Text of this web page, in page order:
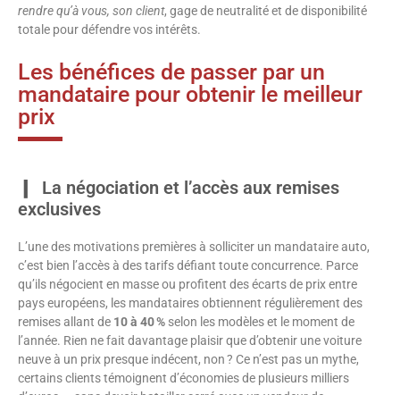
rendre qu’à vous, son client, gage de neutralité et de disponibilité
totale pour défendre vos intérêts.
Les bénéfices de passer par un
mandataire pour obtenir le meilleur
prix
La négociation et l’accès aux remises
exclusives
L’une des motivations premières à solliciter un mandataire auto,
c’est bien l’accès à des tarifs défiant toute concurrence. Parce
qu’ils négocient en masse ou profitent des écarts de prix entre
pays européens, les mandataires obtiennent régulièrement des
remises allant de 10 à 40 % selon les modèles et le moment de
l’année. Rien ne fait davantage plaisir que d’obtenir une voiture
neuve à un prix presque indécent, non ? Ce n’est pas un mythe,
certains clients témoignent d’économies de plusieurs milliers